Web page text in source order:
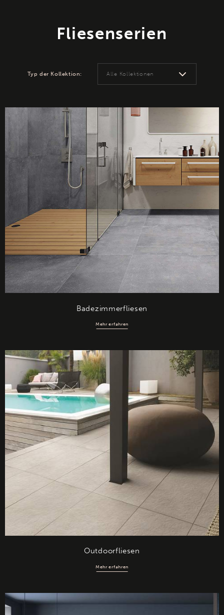
Fliesenserien
Typ der Kollektion:
Badezimmerfliesen
Mehr erfahren
Outdoorfliesen
Mehr erfahren